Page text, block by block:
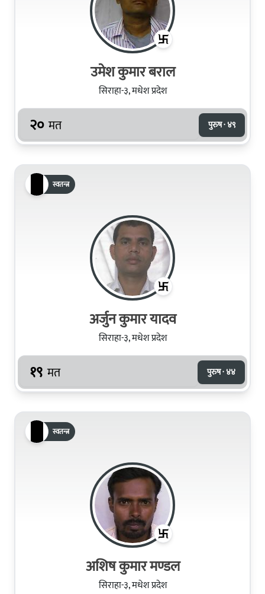
उमेश कुमार बराल
सिराहा-३, मधेश प्रदेश
२० मत पुरुष · ४९
स्वतन्त्र
अर्जुन कुमार यादव
सिराहा-३, मधेश प्रदेश
१९ मत पुरुष · ४४
स्वतन्त्र
अशिष कुमार मण्डल
सिराहा-३, मधेश प्रदेश